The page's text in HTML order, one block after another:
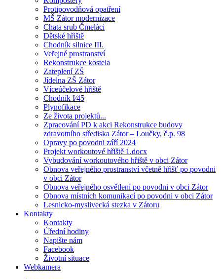
Protipovodňová opatření
MŠ Zátor modernizace
Chata srub Čmeláci
Dětské hřiště
Chodník silnice III.
Veřejné prostranství
Rekonstrukce kostela
Zateplení ZŠ
Jídelna ZŠ Zátor
Víceúčelové hřiště
Chodník I⁄45
Plynofikace
Ze života projektů...
Zpracování PD k akci Rekonstrukce budovy
zdravotního střediska Zátor – Loučky, č.p. 98
Opravy po povodni září 2024
Projekt workoutové hřiště 1.docx
Vybudování workoutového hřiště v obci Zátor
Obnova veřejného prostranství včetně hřišť po povodni
v obci Zátor
Obnova veřejného osvětlení po povodni v obci Zátor
Obnova místních komunikací po povodni v obci Zátor
Lesnicko-myslivecká stezka v Zátoru
Kontakty
Kontakty
Úřední hodiny
Napište nám
Facebook
Životní situace
Webkamera